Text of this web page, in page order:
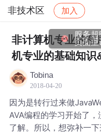
非技术区 加入
社区 非技术区 帖
非计算机专业的程
机专业的基础知识
Tobina
2018-04-20
因为是转行过来做
AVA编程的学习开始了
了解。所以，想弥补一